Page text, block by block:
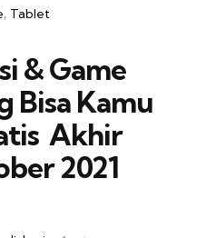
Tablet
& Game
Bisa Kamu
 Akhir
2021